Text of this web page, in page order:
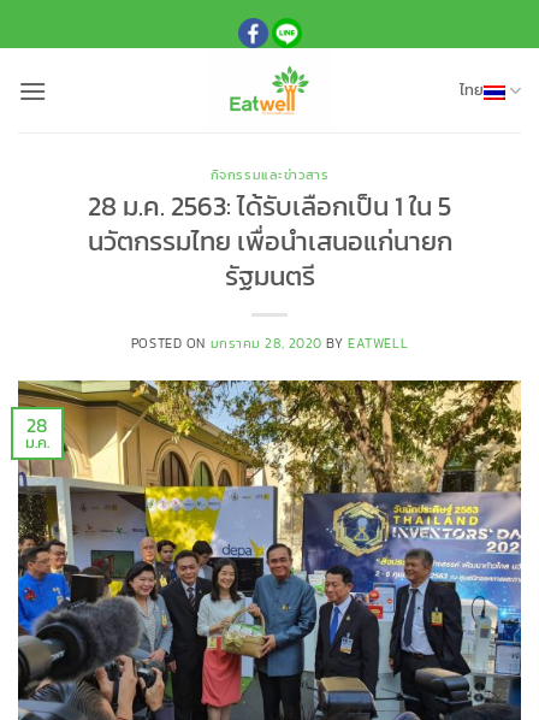
ไป
เนื้อหา
ไทย
กิจกรรมและข่าวสาร
28 ม.ค. 2563: ได้รับเลือกเป็น 1 ใน 5
นวัตกรรมไทย เพื่อนำเสนอแก่นายก
รัฐมนตรี
POSTED ON มกราคม 28, 2020 BYEATWELL
28
ม.ค.